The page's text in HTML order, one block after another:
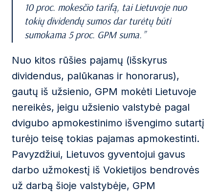
10 proc. mokesčio tarifą, tai Lietuvoje nuo
tokių dividendų sumos dar turėtų būti
sumokama 5 proc. GPM suma.
Nuo kitos rūšies pajamų (išskyrus
dividendus, palūkanas ir honorarus),
gautų iš užsienio, GPM mokėti Lietuvoje
nereikės, jeigu užsienio valstybė pagal
dvigubo apmokestinimo išvengimo sutartį
turėjo teisę tokias pajamas apmokestinti.
Pavyzdžiui, Lietuvos gyventojui gavus
darbo užmokestį iš Vokietijos bendrovės
už darbą šioje valstybėje, GPM